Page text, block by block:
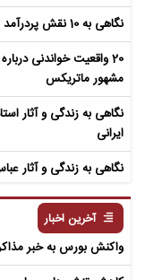
نگاهی به 10 نقش پردرآمد تاریخ سینما که بازیگرانش را میلیونر کرد
20 واقعیت خواندنی
مشهور ماتریکس
نگاهی به زندگی و آثار
ایرانی
نگاهی به زندگی و آثار
آخرین اخبار
واکنش بورس به خبر